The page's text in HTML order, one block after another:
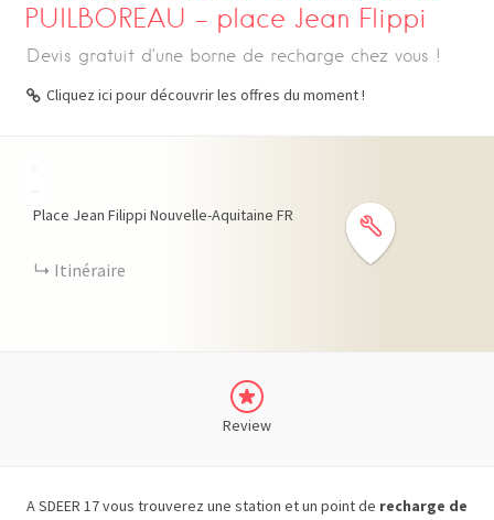
PUILBOREAU – place Jean Flippi
Devis gratuit d’une borne de recharge chez vous !
Cliquez ici pour découvrir les offres du moment !
Place Jean Filippi Nouvelle-Aquitaine FR
Itinéraire
Review
A SDEER 17 vous trouverez une station et un point de recharge de